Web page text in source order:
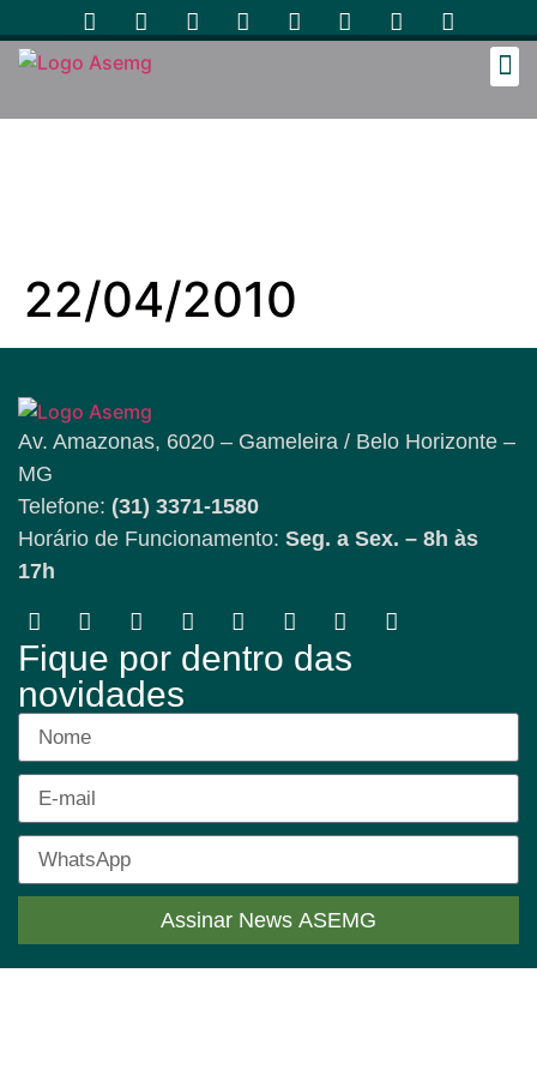
22/04/2010
Av. Amazonas, 6020 – Gameleira / Belo Horizonte –
MG
Telefone: (31) 3371-1580
Horário de Funcionamento: Seg. a Sex. – 8h às
17h
Fique por dentro das
novidades
Assinar News ASEMG